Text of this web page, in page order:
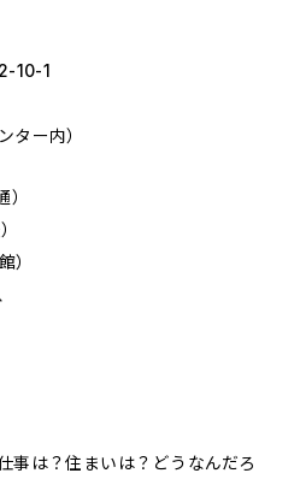
10-1
ター内）
）
）
事は？住まいは？どうなんだろ